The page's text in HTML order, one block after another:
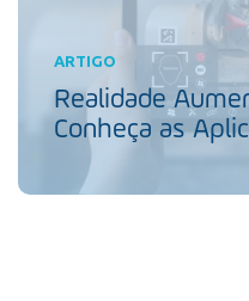
ARTIGO
Realidade
Conheça as